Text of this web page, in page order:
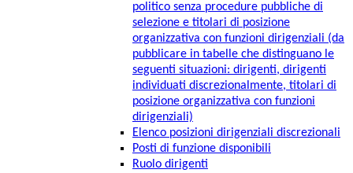
politico senza procedure pubbliche di
selezione e titolari di posizione
organizzativa con funzioni dirigenziali (da
pubblicare in tabelle che distinguano le
seguenti situazioni: dirigenti, dirigenti
individuati discrezionalmente, titolari di
posizione organizzativa con funzioni
dirigenziali)
Elenco posizioni dirigenziali discrezionali
Posti di funzione disponibili
Ruolo dirigenti